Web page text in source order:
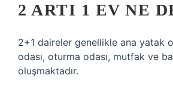
2 ARTI 1 EV NE
2+1 daireler genellikle ana yatak
odası, oturma odası, mutfak ve
oluşmaktadır.